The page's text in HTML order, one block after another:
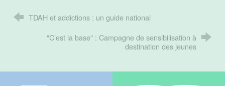
TDAH et addictions : un guide national
"C’est la base" : Campagne de sensibilisation à
destination des jeunes